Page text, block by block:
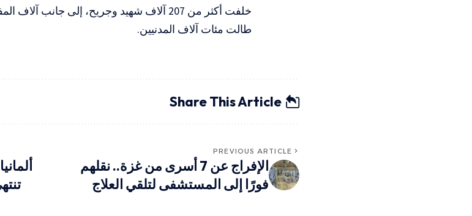
خلفت أكثر من 207 آلاف شهيد وجريح، إلى
طالت مئات آلاف المدنيين.
Share This Article
PREVIOUS ARTICLE
الإفراج عن 7 أسرى من غزة.. نقلهم
فورًا إلى المستشفى لتلقي العلاج